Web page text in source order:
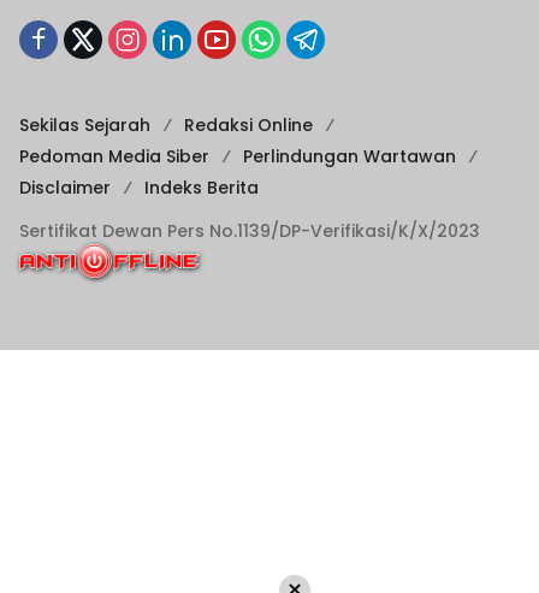
Sekilas Sejarah
Redaksi Online
Pedoman Media Siber
Perlindungan Wartawan
Disclaimer
Indeks Berita
Sertifikat Dewan Pers No.1139/DP-Verifikasi/K/X/2023